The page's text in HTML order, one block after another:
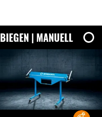
BIEGEN | MANUELL